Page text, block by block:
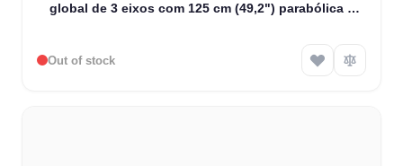
global de 3 eixos com 125 cm (49,2") parabólica e
Out of stock